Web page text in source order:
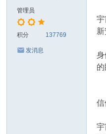
管理员
积分 137769
发消息